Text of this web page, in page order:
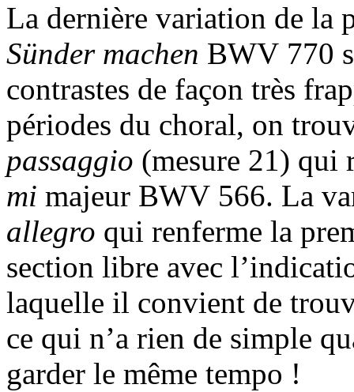
La dernière variation de la
Sünder machen BWV 770
contrastes de façon très
périodes du choral, on
passaggio (mesure 21) qui
mi majeur BWV 566. La
allegro qui renferme la
section libre avec
laquelle il convient de
ce qui n’a rien de simple
garder le même tempo !